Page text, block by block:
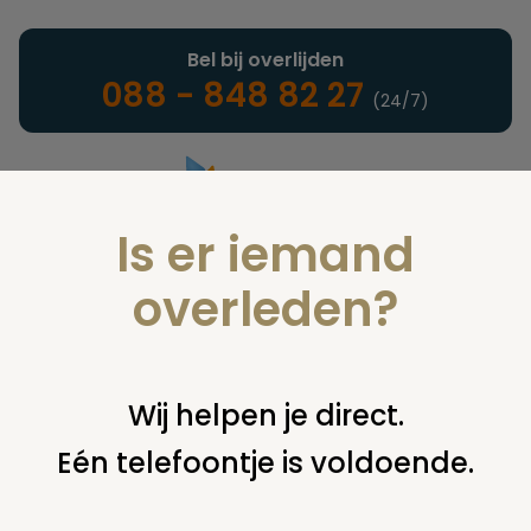
Landelijke uitvaartonderneming
Bel bij overlijden
088 - 848 82 27 (24/7)
U bent hier: home juridisch overige diversen leven mijn
Is er iemand
overleden?
Wij helpen je direct.
Eén telefoontje is voldoende.